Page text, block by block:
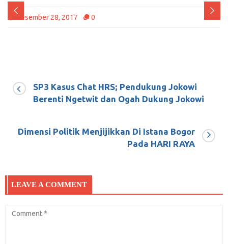
Desember 28, 2017 0
SP3 Kasus Chat HRS; Pendukung Jokowi
Berenti Ngetwit dan Ogah Dukung Jokowi
Dimensi Politik Menjijikkan Di Istana Bogor
Pada HARI RAYA
LEAVE A COMMENT